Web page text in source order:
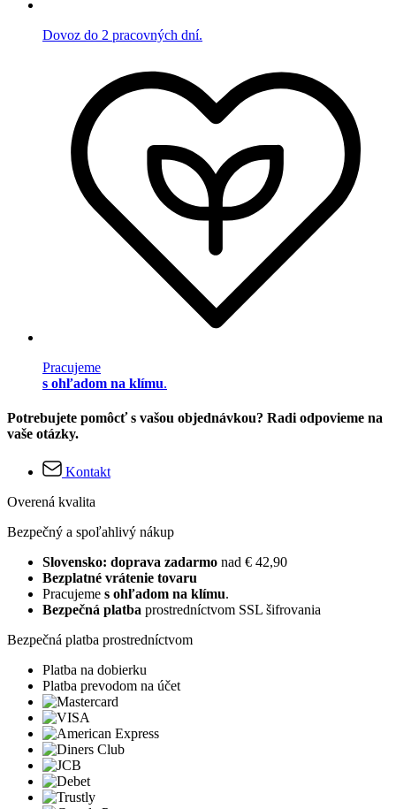
Dovoz do 2 pracovných dní.
Pracujeme
s ohľadom na klímu.
Potrebujete pomôcť s vašou objednávkou? Radi odpovieme na
vaše otázky.
Kontakt
Overená kvalita
Bezpečný a spoľahlivý nákup
Slovensko: doprava zadarmo nad € 42,90
Bezplatné vrátenie tovaru
Pracujeme s ohľadom na klímu.
Bezpečná platba prostredníctvom SSL šifrovania
Bezpečná platba prostredníctvom
Platba na dobierku
Platba prevodom na účet